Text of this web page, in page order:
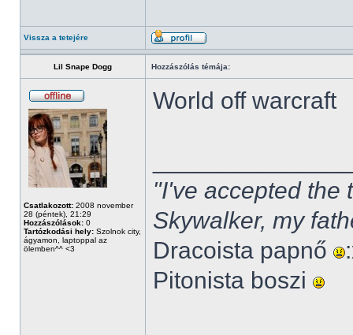
Vissza a tetejére
Lil Snape Dogg Hozzászólás témája:
Csatlakozott: 2008 november
28 (péntek), 21:29
Hozzászólások: 0
Tartózkodási hely: Szolnok city,
ágyamon, laptoppal az
ölemben^^ <3
World off warcraft
"I've accepted the
Skywalker, my
Dracoista papnő
Pitonista boszi